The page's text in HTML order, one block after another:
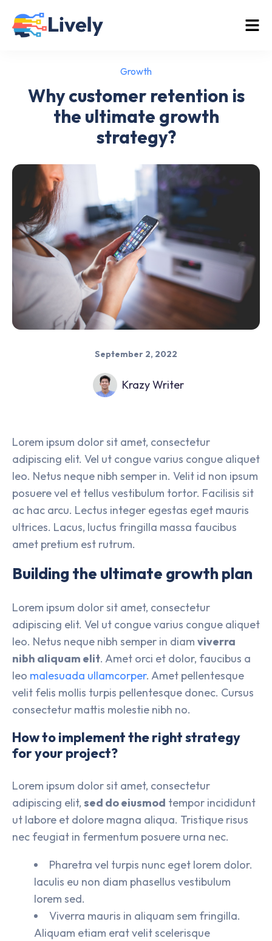
Growth
Why customer retention is
the ultimate growth
strategy?
September 2, 2022
Krazy Writer
Lorem ipsum dolor sit amet, consectetur
adipiscing elit. Vel ut congue varius congue aliquet
leo. Netus neque nibh semper in. Velit id non ipsum
posuere vel et tellus vestibulum tortor. Facilisis sit
ac hac arcu. Lectus integer egestas eget mauris
ultrices. Lacus, luctus fringilla massa faucibus
amet pretium est rutrum.
Building the ultimate growth plan
Lorem ipsum dolor sit amet, consectetur
adipiscing elit. Vel ut congue varius congue aliquet
leo. Netus neque nibh semper in diam viverra
nibh aliquam elit. Amet orci et dolor, faucibus a
leo malesuada ullamcorper. Amet pellentesque
velit felis mollis turpis pellentesque donec. Cursus
consectetur mattis molestie nibh no.
How to implement the right strategy
for your project?
Lorem ipsum dolor sit amet, consectetur
adipiscing elit, sed do eiusmod tempor incididunt
ut labore et dolore magna aliqua. Tristique risus
nec feugiat in fermentum posuere urna nec.
Pharetra vel turpis nunc eget lorem dolor.
Iaculis eu non diam phasellus vestibulum
lorem sed.
Viverra mauris in aliquam sem fringilla.
Aliquam etiam erat velit scelerisque